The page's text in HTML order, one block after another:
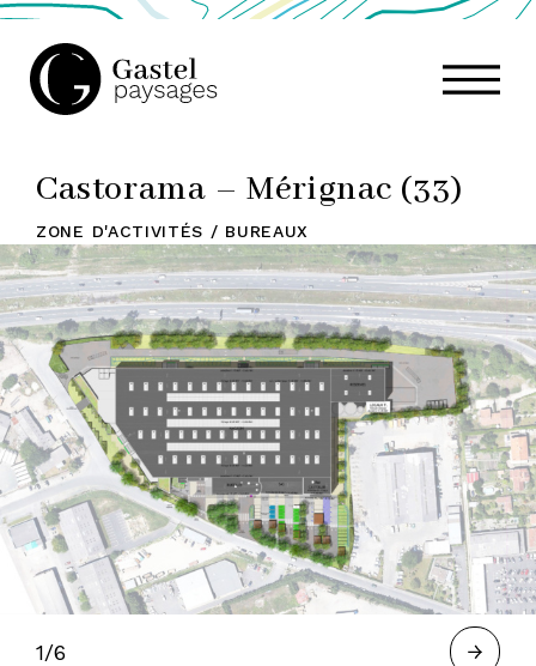
GASTEL
PAYSAGES,
ATELIER
DE
PAYSAGE
À
Castorama – Mérignac (33)
ZONE D'ACTIVITÉS / BUREAUX
1/6